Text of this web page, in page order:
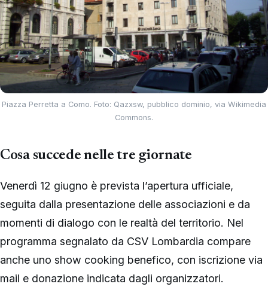
Piazza Perretta a Como. Foto: Qazxsw, pubblico dominio, via Wikimedia
Commons.
Cosa succede nelle tre giornate
Venerdì 12 giugno è prevista l’apertura ufficiale,
seguita dalla presentazione delle associazioni e da
momenti di dialogo con le realtà del territorio. Nel
programma segnalato da CSV Lombardia compare
anche uno show cooking benefico, con iscrizione via
mail e donazione indicata dagli organizzatori.